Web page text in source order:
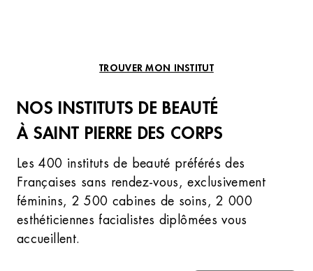
TROUVER MON INSTITUT
NOS INSTITUTS DE BEAUTÉ
À SAINT PIERRE DES CORPS
Les 400 instituts de beauté préférés des
Françaises sans rendez-vous, exclusivement
féminins, 2 500 cabines de soins, 2 000
esthéticiennes facialistes diplômées vous
accueillent.